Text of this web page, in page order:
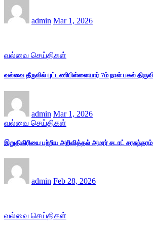
admin Mar 1, 2026
வல்வை செய்திகள்
வல்வை தீருவில் புட்டணிபிள்ளையார் 7ம் நாள் பகல்
admin Mar 1, 2026
வல்வை செய்திகள்
இறுதிகிரியை பற்றிய அறிவித்தல் அமரர் சடாட்
admin Feb 28, 2026
வல்வை செய்திகள்